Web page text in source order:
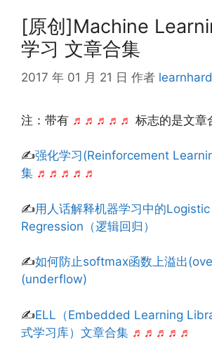
[原创]Machine
学习 文章合集
2017 年 01 月 21 日 作者 learnhard
注：带有 ♬♬♬♬♬ 标志的是文章
✍强化学习(Reinforcement
集 ♬♬♬♬♬
✍用人话解释机器学习中的Logistic
Regression（逻辑回归）
✍如何防止softmax函数上溢出
(underflow)
✍ELL（Embedded Learning
式学习库）文章合集 ♬♬♬♬♬